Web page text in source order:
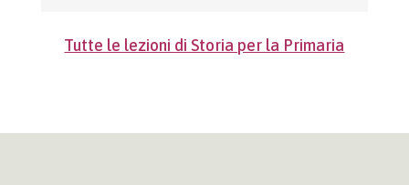
Tutte le lezioni di Storia per la Primaria